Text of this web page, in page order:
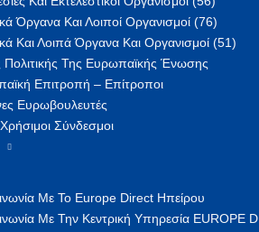
Όργανα Και Λοιποί Οργανισμοί (76)
Και Λοιπά Όργανα Και Οργανισμοί (51)
Πολιτικής Της Ευρωπαϊκής Ένωσης
Επιτροπή – Επίτροποι
Ευρωβουλευτές
Σύνδεσμοι
Με Το Europe Direct Ηπείρου
Με Την Κεντρική Υπηρεσία EUROPE